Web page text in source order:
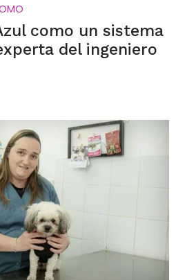
como un sistema
del ingeniero